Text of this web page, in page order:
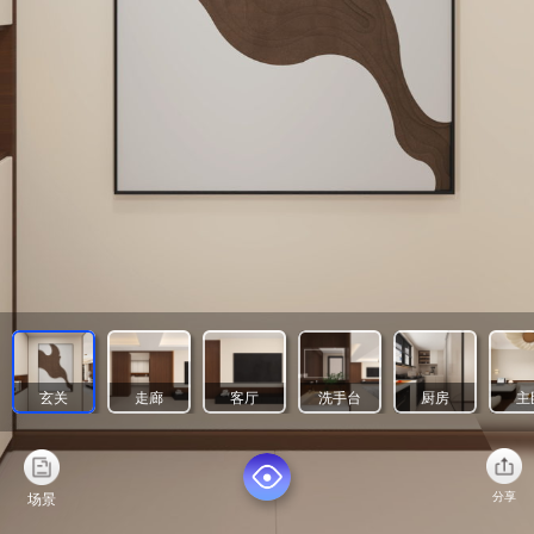
场景 分享
玄关 走廊 客厅 洗手台 厨房 主